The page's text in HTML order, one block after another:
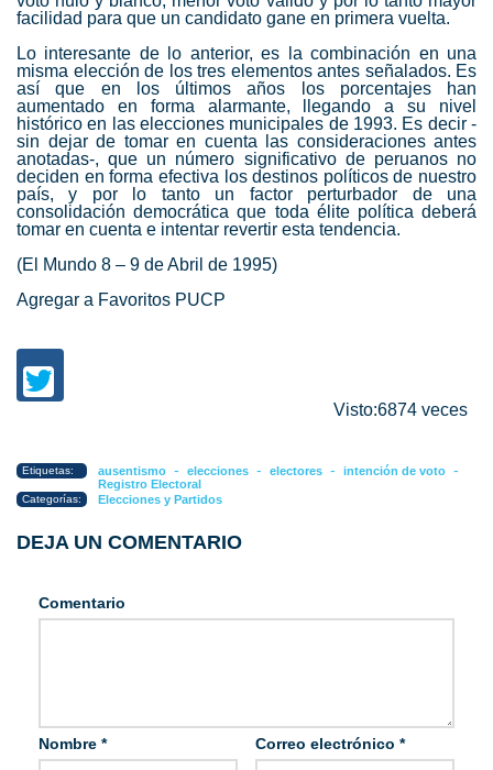
facilidad para que un candidato gane en primera vuelta.
Lo interesante de lo anterior, es la combinación en una
misma elección de los tres elementos antes señalados. Es
así que en los últimos años los porcentajes han
aumentado en forma alarmante, llegando a su nivel
histórico en las elecciones municipales de 1993. Es decir -
sin dejar de tomar en cuenta las consideraciones antes
anotadas-, que un número significativo de peruanos no
deciden en forma efectiva los destinos políticos de nuestro
país, y por lo tanto un factor perturbador de una
consolidación democrática que toda élite política deberá
tomar en cuenta e intentar revertir esta tendencia.
(El Mundo 8 – 9 de Abril de 1995)
Agregar a Favoritos PUCP
Visto:6874 veces
Etiquetas: ausentismo - elecciones - electores - intención de voto -
Registro Electoral
Categorías: Elecciones y Partidos
DEJA UN COMENTARIO
Comentario
Nombre * Correo electrónico *